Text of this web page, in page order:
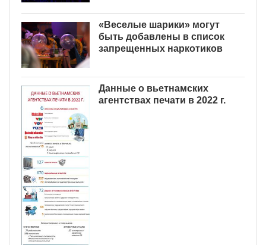
«Веселые шарики» могут
быть добавлены в список
запрещенных наркотиков
Данные о вьетнамских
агентствах печати в 2022 г.